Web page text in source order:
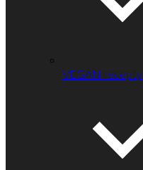
VEGAN recepty